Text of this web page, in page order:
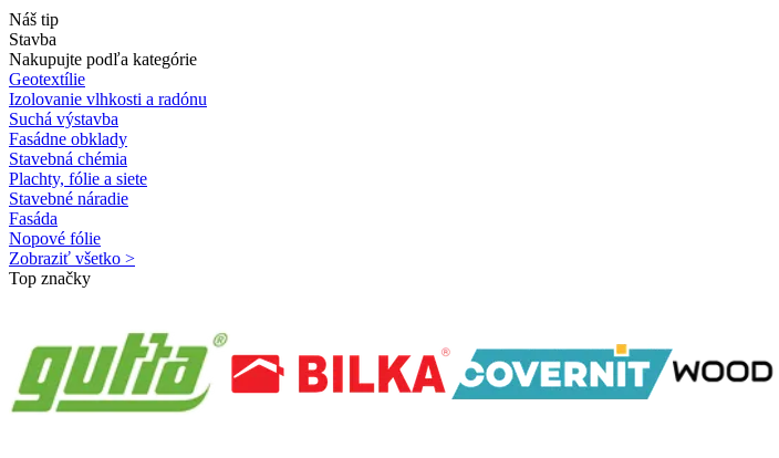
Náš tip
Stavba
Nakupujte podľa kategórie
Geotextílie
Izolovanie vlhkosti a radónu
Suchá výstavba
Fasádne obklady
Stavebná chémia
Plachty, fólie a siete
Stavebné náradie
Fasáda
Nopové fólie
Zobraziť všetko >
Top značky